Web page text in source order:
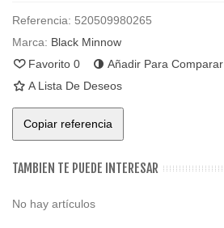
Referencia: 520509980265
Marca: Black Minnow
Favorito 0 Añadir Para Comparar
A Lista De Deseos
Copiar referencia
TAMBIEN TE PUEDE INTERESAR
No hay artículos